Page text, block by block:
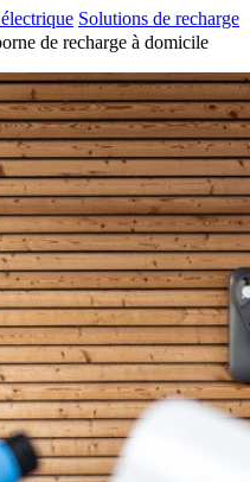
Solutions de recharge
de recharge à domicile